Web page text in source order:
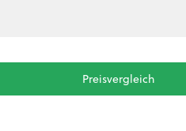
Preisvergleich